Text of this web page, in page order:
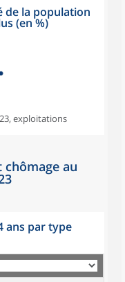
de la population
(en %)
exploitations
au
ans par type